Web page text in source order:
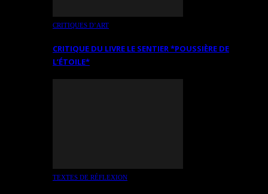
CRITIQUES D’ART
CRITIQUE DU LIVRE LE SENTIER *POUSSIÈRE DE
L’ÉTOILE*
TEXTES DE RÉFLEXION